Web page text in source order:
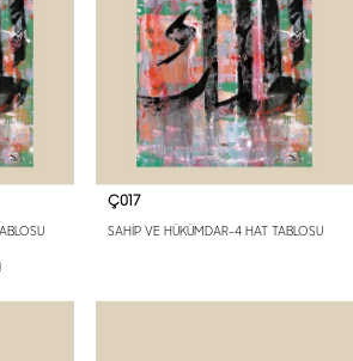
Ç017
SAHİP VE HÜKÜMDAR-4 HAT TABLOSU